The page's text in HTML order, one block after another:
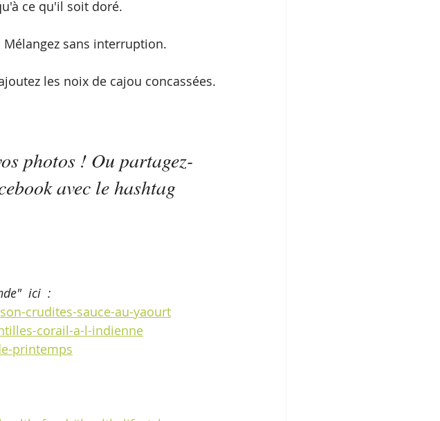
ce qu'il soit doré.
sans interruption.
les noix de cajou concassées.
photos ! Ou partagez-
avec le hashtag
ici  :
crudites-sauce-au-yaourt
corail-a-l-indienne
printemps